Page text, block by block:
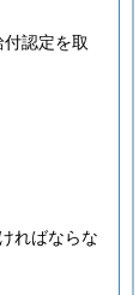
認定を取
ればならな